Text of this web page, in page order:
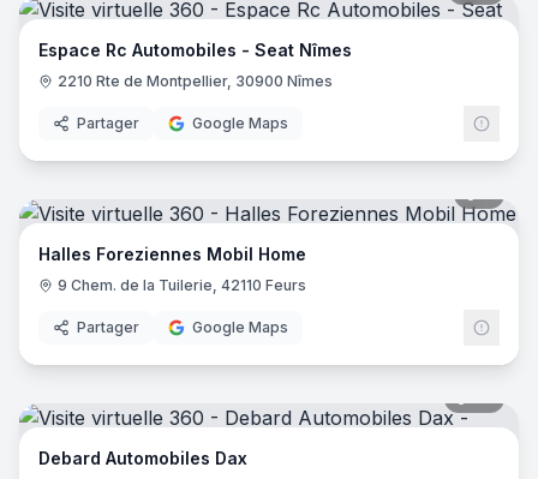
Espace Rc Automobiles - Seat Nîmes
2210 Rte de Montpellier, 30900 Nîmes
Partager Google Maps
Halles Foreziennes Mobil Home
9 Chem. de la Tuilerie, 42110 Feurs
Partager Google Maps
Debard Automobiles Dax